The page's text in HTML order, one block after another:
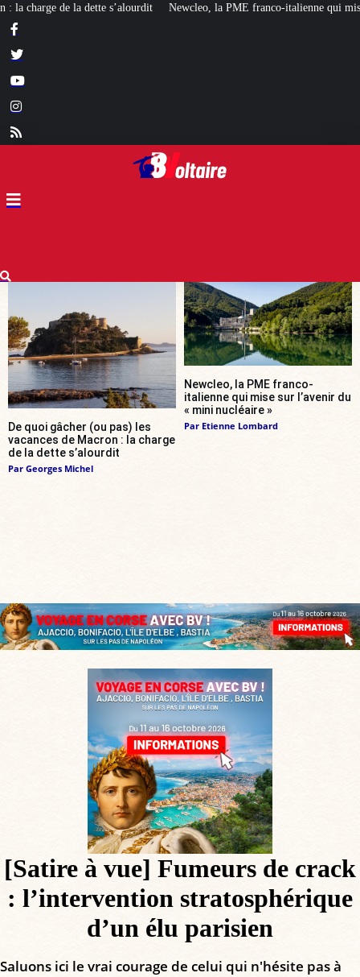
la PME franco-italienne qui mise sur l’avenir du « mini nucléaire »
De quoi gâcher (ou pas) les
vacances de Macron : la charge
de la dette s’alourdit
Par Georges Michel
Newcleo, la PME franco-
italienne qui mise sur l’avenir du
« mini nucléaire »
Par Etienne Lombard
[Satire à vue] Fumeurs de crack
: l’intervention stratosphérique
d’un élu parisien
Saluons ici le vrai courage de celui qui n'hésite pas à